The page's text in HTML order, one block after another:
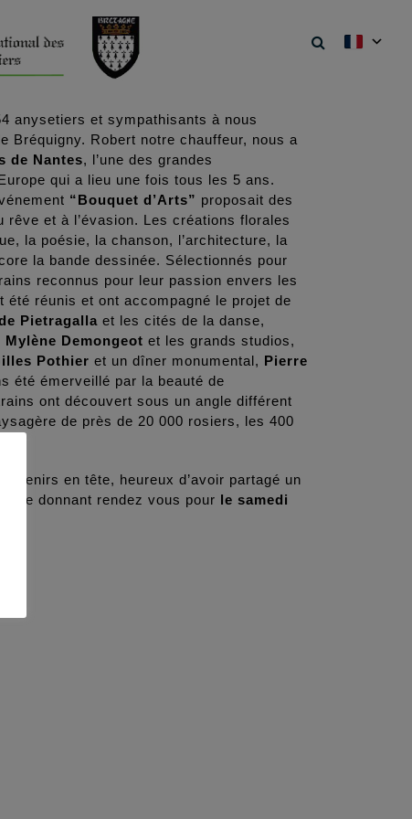
anysetiers et sympathisants à nous
Bréquigny. Robert notre chauffeur, nous a
de Nantes, l’une des grandes
qui a lieu une fois tous les 5 ans.
“Bouquet d’Arts” proposait des
et à l’évasion. Les créations florales
la poésie, la chanson, l’architecture, la
la bande dessinée. Sélectionnés pour
reconnus pour leur passion envers les
été réunis et ont accompagné le projet de
Pietragalla et les cités de la danse,
Mylène Demongeot et les grands studios,
Pothier et un dîner monumental, Pierre
été émerveillé par la beauté de
ont découvert sous un angle différent
de près de 20 000 rosiers, les 400
en tête, heureux d’avoir partagé un
se donnant rendez vous pour le samedi